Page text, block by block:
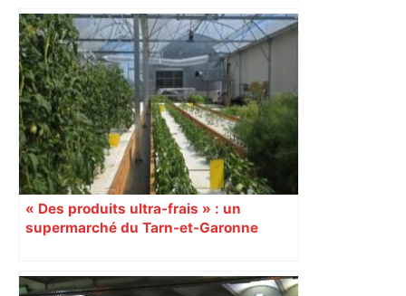
« Des produits ultra-frais » : un
supermarché du Tarn-et-Garonne